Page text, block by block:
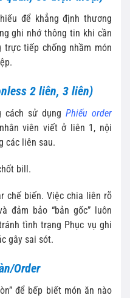
để khẳng định thương
ghi nhớ thông tin khi cần
trực tiếp chống nhầm món
2 liên, 3 liên)
cách sử dụng Phiếu order
viên viết ở liên 1, nội
các liên sau.
bill.
chế biến. Việc chia liên rõ
đảm bảo “bản gốc” luôn
tình trạng Phục vụ ghi
gây sai sót.
Order
để bếp biết món ăn nào